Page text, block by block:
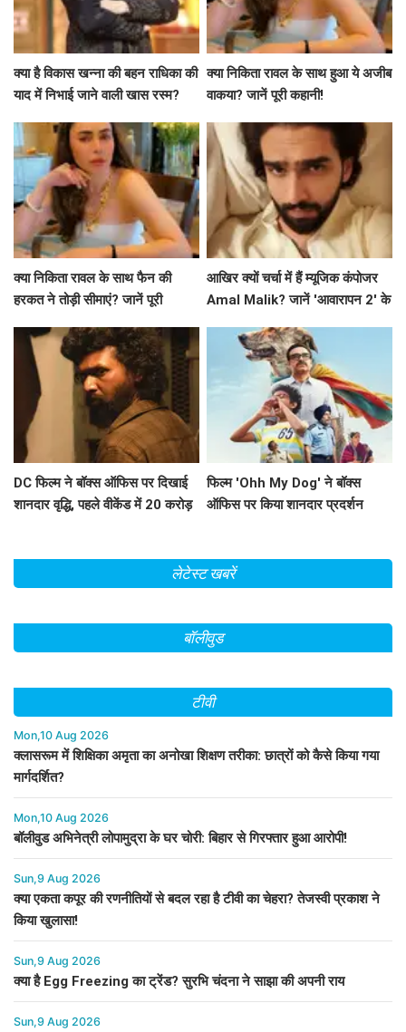
क्या है विकास खन्ना की बहन राधिका की
याद में निभाई जाने वाली खास रस्म?
क्या निकिता रावल के साथ हुआ ये अजीब
वाकया? जानें पूरी कहानी!
क्या निकिता रावल के साथ फैन की
हरकत ने तोड़ी सीमाएं? जानें पूरी
आखिर क्यों चर्चा में हैं म्यूजिक कंपोजर
Amal Malik? जानें 'आवारापन 2' के
DC फिल्म ने बॉक्स ऑफिस पर दिखाई
शानदार वृद्धि, पहले वीकेंड में 20 करोड़
फिल्म 'Ohh My Dog' ने बॉक्स
ऑफिस पर किया शानदार प्रदर्शन
लेटेस्ट खबरें
बॉलीवुड
टीवी
Mon,10 Aug 2026
क्लासरूम में शिक्षिका अमृता का अनोखा शिक्षण तरीका: छात्रों को कैसे किया गया
मार्गदर्शित?
Mon,10 Aug 2026
बॉलीवुड अभिनेत्री लोपामुद्रा के घर चोरी: बिहार से गिरफ्तार हुआ आरोपी!
Sun,9 Aug 2026
क्या एकता कपूर की रणनीतियों से बदल रहा है टीवी का चेहरा? तेजस्वी प्रकाश ने
किया खुलासा!
Sun,9 Aug 2026
क्या है Egg Freezing का ट्रेंड? सुरभि चंदना ने साझा की अपनी राय
Sun,9 Aug 2026